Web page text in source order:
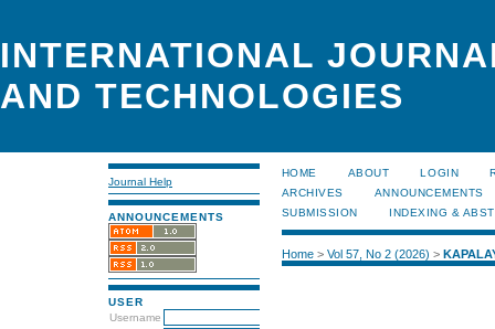
INTERNATIONAL
AND TECHNOLOGIES
Journal Help
ANNOUNCEMENTS
USER
Username
HOME ABOUT LOGIN
ARCHIVES
ANNOUNCEMENTS
SUBMISSION
INDEXING &
Home> Vol 57, No 2 (2026) >